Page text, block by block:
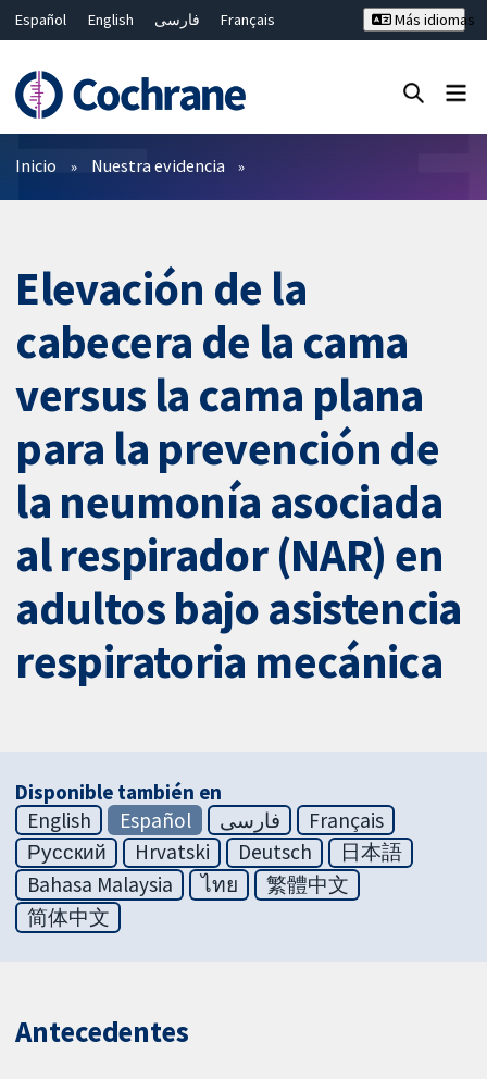
Español English فارسی
Français
Bahasa Malaysia
ไทย 繁體中文
Más idiomas
Filtros
Inicio Nuestra evidencia
Elevación de la
cabecera de la cama
versus la cama plana
para la prevención de
la neumonía asociada
al respirador (NAR) en
adultos bajo asistencia
respiratoria mecánica
Disponible también en
English
Español فارسی
Français
Русский
Hrvatski Deutsch
日本語
Bahasa Malaysia
ไทย
繁體中文
简体中文
Antecedentes